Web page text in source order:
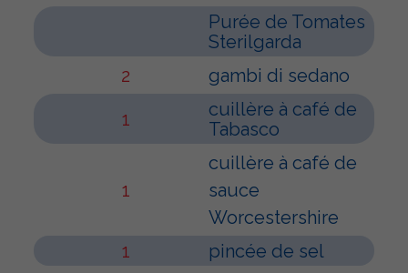
Purée de Tomates
Sterilgarda
2
gambi di sedano
1
cuillère à café de
Tabasco
1
cuillère à café de
sauce
Worcestershire
1
pincée de sel